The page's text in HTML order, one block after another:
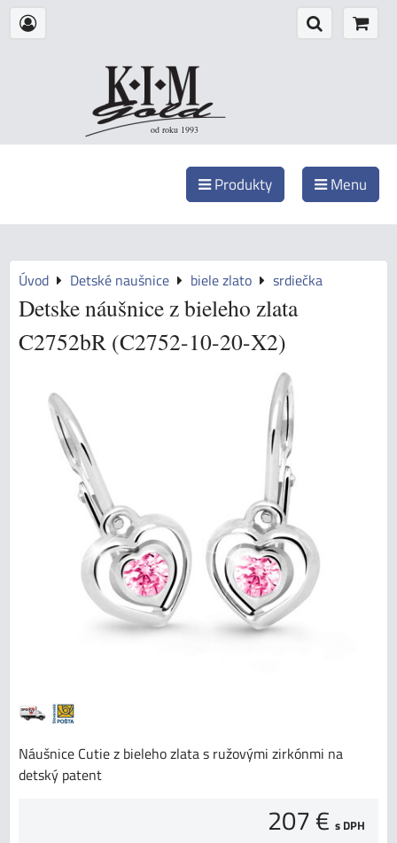
od roku 1993
Produkty Menu
Úvod Detské naušnice biele zlato srdiečka
Detske náušnice z bieleho zlata
C2752bR (C2752-10-20-X2)
Náušnice Cutie z bieleho zlata s ružovými zirkónmi na
detský patent
207 € s DPH